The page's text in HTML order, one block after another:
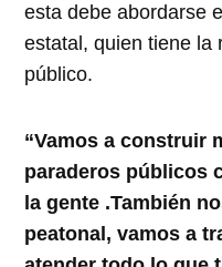
esta debe abordarse
estatal, quien tiene la
público.
“Vamos a construir
paraderos públicos
la gente .También
peatonal, vamos a